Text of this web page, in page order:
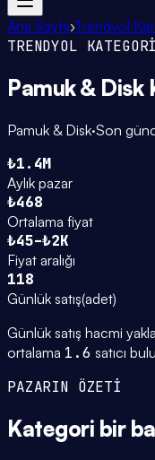
Ana Sayfa›Trendyol
TRENDYOL
Pamuk & Disk
Pamuk & Disk·Son
₺1.4M
Aylık pazar
₺468
Ortalama fiyat
₺45–₺2K
Fiyat aralığı
118
Günlük satış(adet)
Günlük satış hacmi
ortalama 1.6 satıcı
PAZARIN ÖZETİ
Kategori bir